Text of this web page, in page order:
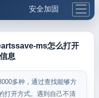
安全加固
更多工具
ms怎么打开
息
多种，通过查找能够方
打开方式。遇到自己不清